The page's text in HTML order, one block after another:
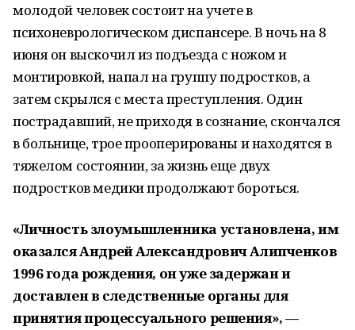
молодой человек состоит на учете в
психоневрологическом диспансере. В ночь на 8
июня он выскочил из подъезда с ножом и
монтировкой, напал на группу подростков, а
затем скрылся с места преступления. Один
пострадавший, не приходя в сознание, скончался
в больнице, трое прооперированы и находятся в
тяжелом состоянии, за жизнь еще двух
подростков медики продолжают бороться.
«Личность злоумышленника установлена, им
оказался Андрей Александрович Алипченков
1996 года рождения, он уже задержан и
доставлен в следственные органы для
принятия процессуального решения», —